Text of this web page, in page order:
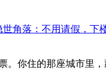
世角落：不用请假，下
。你住的那座城市里